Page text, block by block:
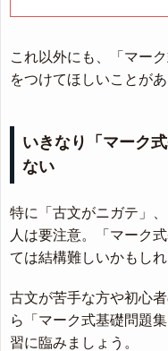
これ以外にも、「マー
をつけてほしいことがあ
いきなり「マーク
ない
特に「古文がニガテ」
人は要注意。「マーク
ては結構難しいかもしれ
古文が苦手な方や初心
ら「マーク式基礎問題
習に臨みましょう。